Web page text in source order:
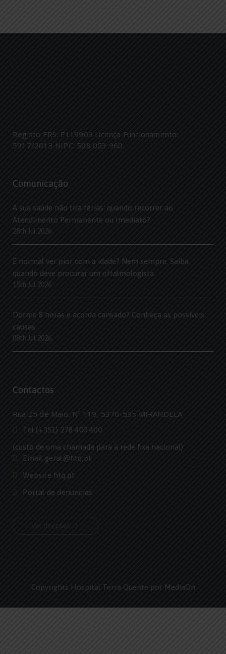
Registo ERS: E119909 Licença Funcionamento:
5917/2013 NIPC: 508 053 960
Comunicação
A sua saúde não tira férias: quando recorrer ao
Atendimento Permanente ou Imediato?
28th Jul 2026
É normal ver pior com a idade? Nem sempre. Saiba
quando deve procurar um oftalmologista.
15th Jul 2026
Dorme 8 horas e acorda cansado? Conheça as possíveis
causas
08th Jul 2026
Contactos
Rua 25 de Maio, Nº 119, 5370-535 MIRANDELA
Tel (+351) 278 400 400
(custo de uma chamada para a rede fixa nacional)
Email geral@htq.pt
Website htq.pt
Portal de denuncias
Ver direções
Copyrights Hospital Terra Quente por MediaOn